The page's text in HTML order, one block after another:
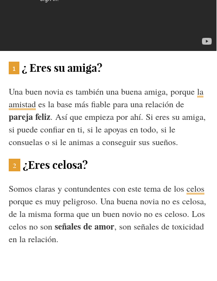
1 ¿ Eres su amiga?
Una buen novia es también una buena amiga, porque la
amistades la base más fiable para una relación de
pareja feliz. Así que empieza por ahí. Si eres su amiga,
si puede confiar en ti, si le apoyas en todo, si le
consuelas o si le animas a conseguir sus sueños.
2 ¿Eres celosa?
Somos claras y contundentes con este tema de los celos
porque es muy peligroso. Una buena novia no es celosa,
de la misma forma que un buen novio no es celoso. Los
celos no son señales de amor, son señales de toxicidad
en la relación.